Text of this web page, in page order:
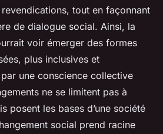
tout en façonnant
de dialogue social. Ainsi, la
voir émerger des formes
plus inclusives et
une conscience collective
ne se limitent pas à
posent les bases d’une société
social prend racine